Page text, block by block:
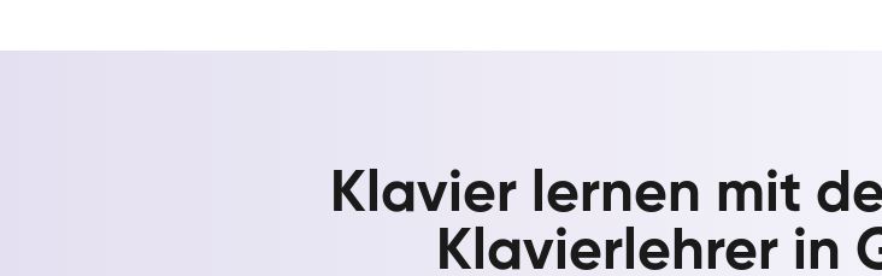
Klavier lernen mit
Klavierlehrer in